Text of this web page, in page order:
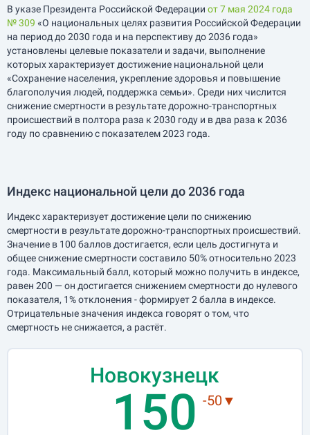
В указе Президента Российской Федерации от 7 мая 2024 года
№ 309 «О национальных целях развития Российской Федерации
на период до 2030 года и на перспективу до 2036 года»
установлены целевые показатели и задачи, выполнение
которых характеризует достижение национальной цели
«Сохранение населения, укрепление здоровья и повышение
благополучия людей, поддержка семьи». Среди них числится
снижение смертности в результате дорожно-транспортных
происшествий в полтора раза к 2030 году и в два раза к 2036
году по сравнению с показателем 2023 года.
Индекс национальной цели до 2036 года
Индекс характеризует достижение цели по снижению
смертности в результате дорожно-транспортных происшествий.
Значение в 100 баллов достигается, если цель достигнута и
общее снижение смертности составило 50% относительно 2023
года. Максимальный балл, который можно получить в индексе,
равен 200 — он достигается снижением смертности до нулевого
показателя, 1% отклонения - формирует 2 балла в индексе.
Отрицательные значения индекса говорят о том, что
смертность не снижается, а растёт.
Новокузнецк
150 -50▼